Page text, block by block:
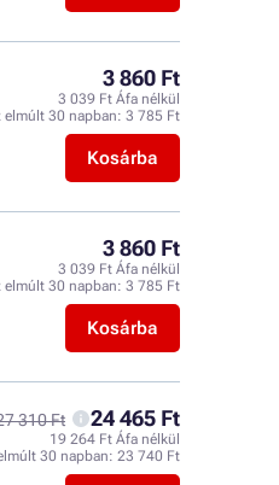
3 860 Ft
3 039 Ft Áfa nélkül
elmúlt 30 napban: 3 785 Ft
Kosárba
3 860 Ft
3 039 Ft Áfa nélkül
elmúlt 30 napban: 3 785 Ft
Kosárba
310 Ft 24 465 Ft
19 264 Ft Áfa nélkül
30 napban: 23 740 Ft